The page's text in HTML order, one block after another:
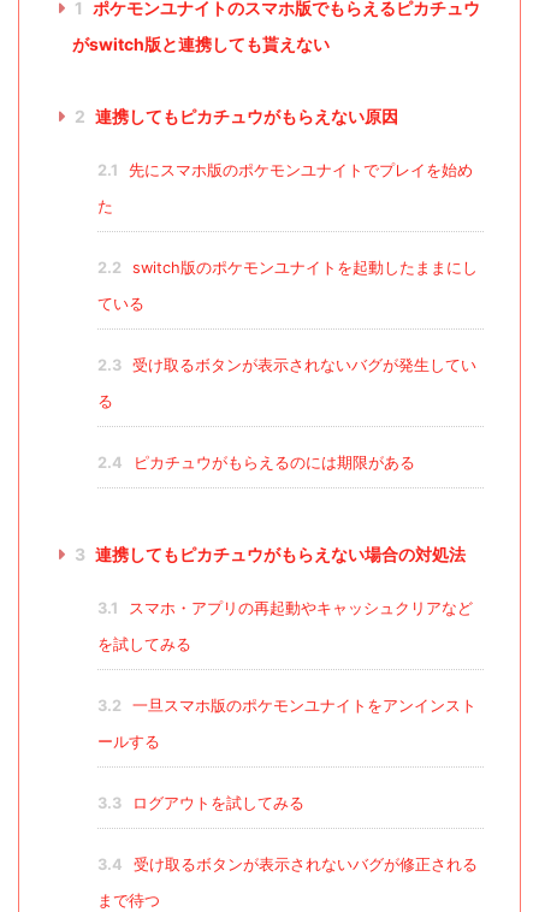
1
ポケモンユナイトのスマホ版でもらえるピカチュウ
がswitch版と連携しても貰えない
2 連携してもピカチュウがもらえない原因
2.1
先にスマホ版のポケモンユナイトでプレイを始め
た
2.2
switch版のポケモンユナイトを起動したままにし
ている
2.3
受け取るボタンが表示されないバグが発生してい
る
2.4 ピカチュウがもらえるのには期限がある
3 連携してもピカチュウがもらえない場合の対処法
3.1
スマホ・アプリの再起動やキャッシュクリアなど
を試してみる
3.2
一旦スマホ版のポケモンユナイトをアンインスト
ールする
3.3 ログアウトを試してみる
3.4
受け取るボタンが表示されないバグが修正される
まで待つ